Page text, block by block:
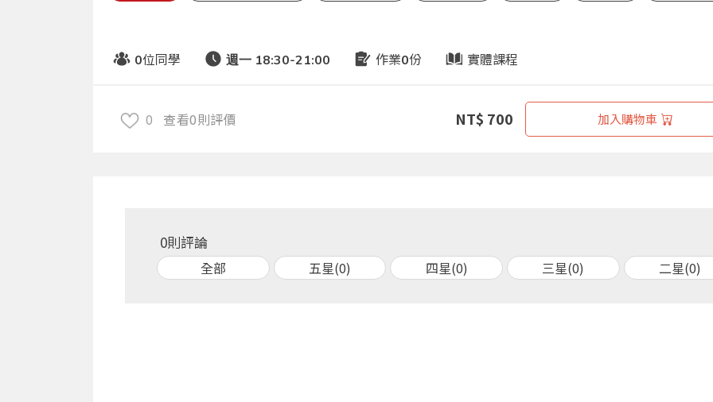
0位同學 週一 18:30-21:00 作業0份 實體課程
0 查看0則評價 NT$ 700 加入購物車
0則評論
全部 五星(0) 四星(0) 三星(0) 二星(0)